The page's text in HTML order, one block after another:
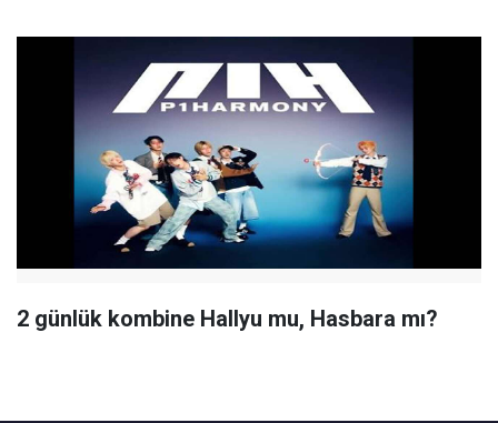
2 günlük kombine Hallyu mu, Hasbara mı?